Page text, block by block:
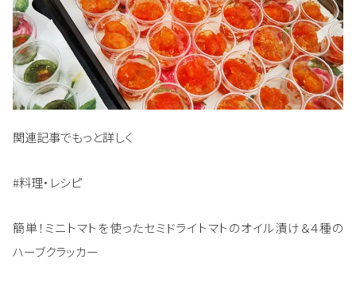
関連記事でもっと詳しく
#料理・レシピ
簡単！ミニトマトを使ったセミドライトマトのオイル漬け＆４種の
ハーブクラッカー